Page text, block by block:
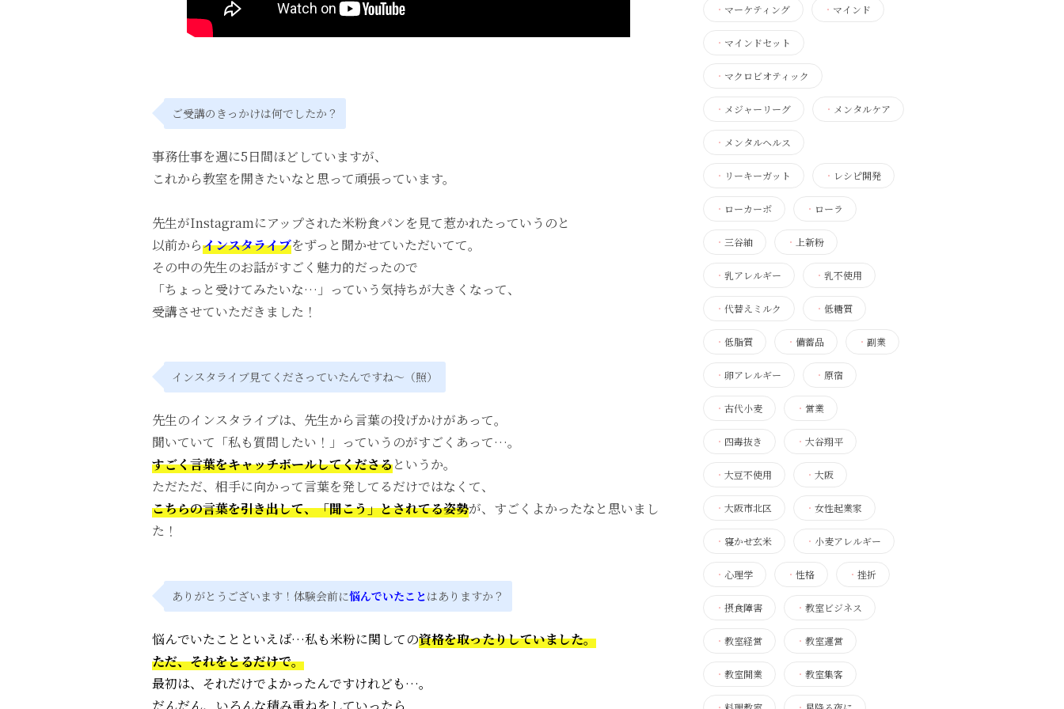
ご受講のきっかけは何でしたか？
事務仕事を週に5日間ほどしていますが、
これから教室を開きたいな と 思って頑張っています。
先生がInstagramにアップされた米粉食パンを見て惹かれた っていう のと
以前からインスタライブをずっと 聞かせていただいてて。
その中の先生のお話がすごく 魅力的だったので
「ちょっと受けてみたいな…」 っていう 気持ちが大きく なって、
受講させていただきました！
インスタライブ見てくださっていたんですね〜（照）
先生のインスタライブは、 先生から言葉の投げかけがあって。
聞いていて「私も質問 したい！」 っていう のがすごく あって…。
すごく言葉をキャッチボールしてくださるというか。
ただただ、 相手に向かって言葉を発してるだけではな くて、
こちらの言葉を引き出して、「聞こう」とされてる姿勢が、 すごく よかったな と 思いまし
た！
ありがとうございます！体験会前に悩んでいたこと はありますか？
悩んでいた こと と いえば…私も米粉に関しての資格を取ったりしていました。
ただ、それをとるだけで。
最初は、 それだけでよかったんですけれども…。
だんだん、 いろんな積み重ねを していったら
・ マーケティング ・ マインド
・ マインドセット
・ マクロビオティック
・ メジャーリーグ ・ メンタルケア
・ メンタルヘルス
・ リーキーガット ・ レシピ開発
・ ローカーボ ・ ローラ
・ 三谷紬 ・ 上新粉
・ 乳アレルギー ・ 乳不使用
・ 代替えミルク ・ 低糖質
・ 低脂質 ・ 備蓄品 ・ 副業
・ 卵アレルギー ・ 原宿
・ 古代小麦 ・ 営業
・ 四毒抜き ・ 大谷翔平
・ 大豆不使用 ・ 大阪
・ 大阪市北区 ・ 女性起業家
・ 寝かせ玄米 ・ 小麦アレルギー
・ 心理学 ・ 性格 ・ 挫折
・ 摂食障害 ・ 教室ビジネス
・ 教室経営 ・ 教室運営
・ 教室開業 ・ 教室集客